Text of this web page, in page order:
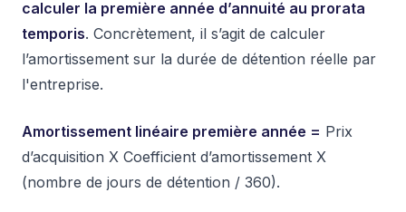
calculer la première année d’annuité au prorata
temporis. Concrètement, il s’agit de calculer
l’amortissement sur la durée de détention réelle par
l'entreprise.
Amortissement linéaire première année = Prix
d’acquisition X Coefficient d’amortissement X
(nombre de jours de détention / 360).